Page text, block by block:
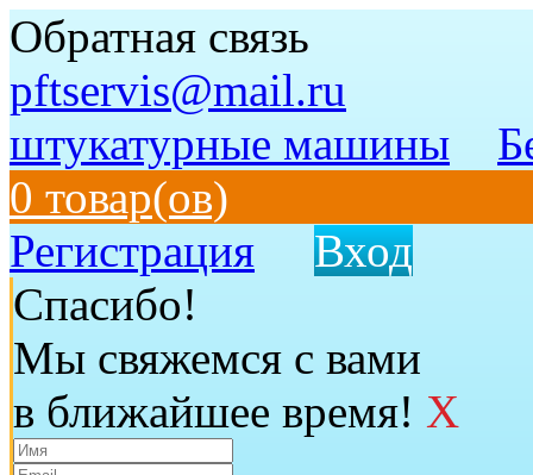
Обратная связь
pftservis@mail.ru
штукатурные машины
0 товар(ов)
Регистрация
Вход
Спасибо!
Мы свяжемся с вами
в ближайшее время! X